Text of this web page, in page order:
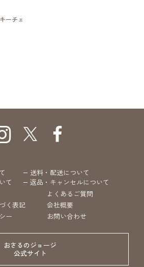
ーチェ
送料・配送について
て
返品・キャンセルについて
よくあるご質問
く表記
会社概要
ー
お問い合わせ
おさるのジョージ
公式サイト